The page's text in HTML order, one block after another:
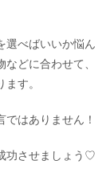
選べばいいか悩ん
どに合わせて、
す。
はありません！
功させましょう♡